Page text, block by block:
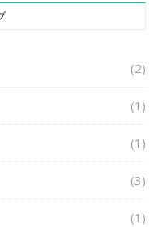
(2)
(1)
(1)
(3)
(1)